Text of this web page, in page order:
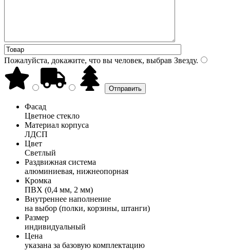
Пожалуйста, докажите, что вы человек, выбрав Звезду.
Фасад
Цветное стекло
Материал корпуса
ЛДСП
Цвет
Светлый
Раздвижная система
алюминиевая, нижнеопорная
Кромка
ПВХ (0,4 мм, 2 мм)
Внутреннее наполнение
на выбор (полки, корзины, штанги)
Размер
индивидуальный
Цена
указана за базовую комплектацию